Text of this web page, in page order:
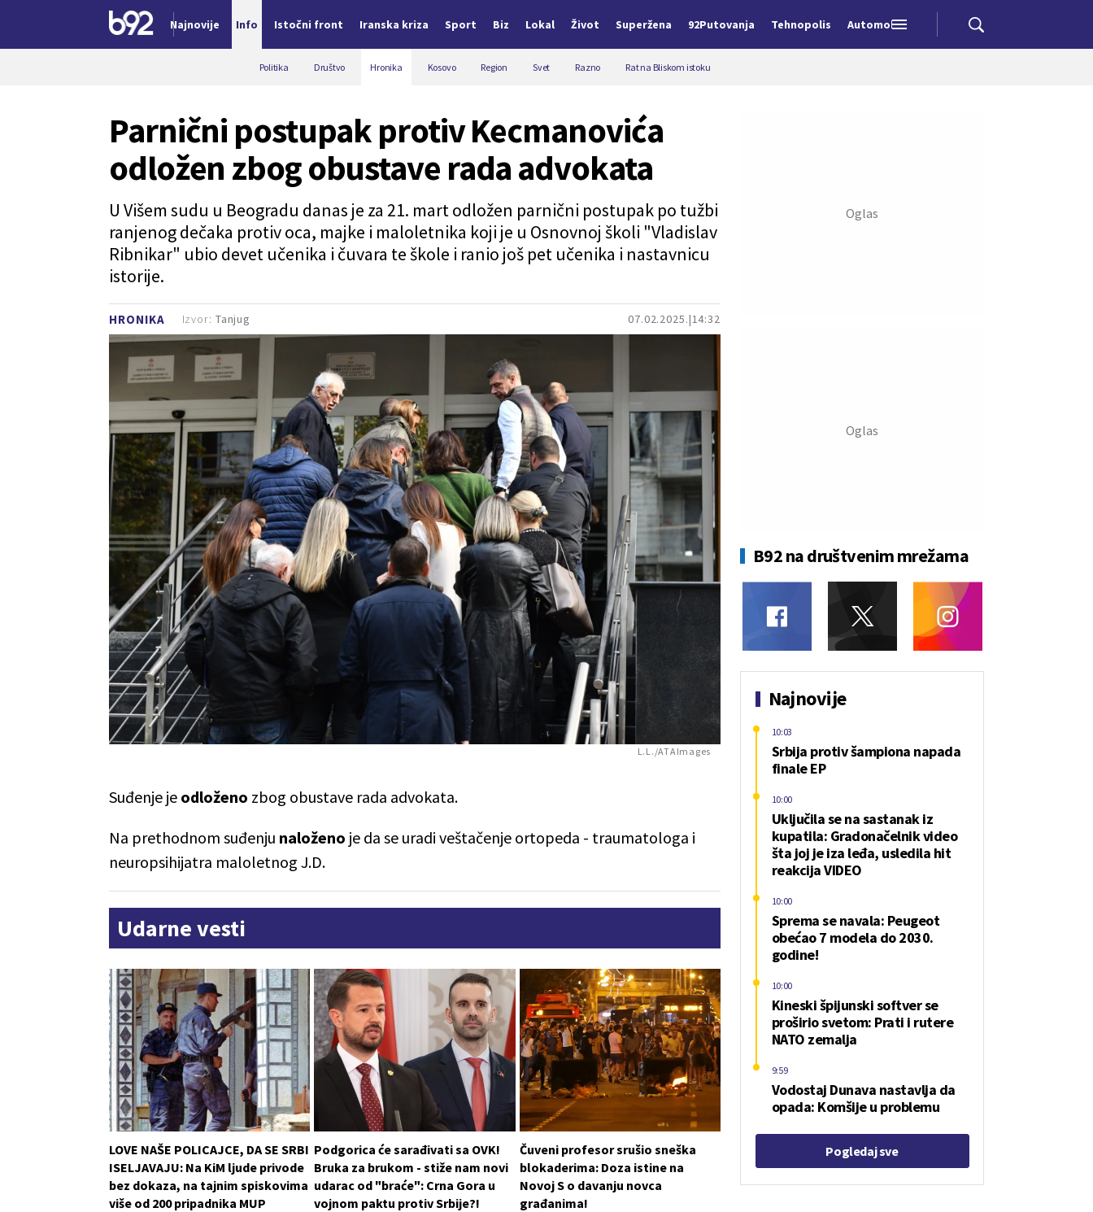
Najnovije Info Istočni front Iranska kriza Sport Biz Lokal Život Superžena 92Putovanja Tehnopolis Automobili
Politika Društvo Hronika Kosovo Region Svet Razno Rat na Bliskom istoku
HRONIKA 07.02.2025. 14:32
Parnični postupak protiv Kecmanovića
odložen zbog obustave rada advokata
U Višem sudu u Beogradu danas je za 21. mart odložen parnični postupak po tužbi
ranjenog dečaka protiv oca, majke i maloletnika koji je u Osnovnoj školi "Vladislav
Ribnikar" ubio devet učenika i čuvara te škole i ranio još pet učenika i nastavnicu
istorije.
Izvor: Tanjug
L.L./ATAImages
Suđenje je odloženo zbog obustave rada advokata.
Na prethodnom suđenju naloženo je da se uradi veštačenje ortopeda - traumatologa i
neuropsihijatra maloletnog J.D.
Udarne vesti
LOVE NAŠE POLICAJCE, DA SE SRBI
ISELJAVAJU: Na KiM ljude privode
bez dokaza, na tajnim spiskovima
više od 200 pripadnika MUP
Podgorica će sarađivati sa OVK!
Bruka za brukom - stiže nam novi
udarac od "braće": Crna Gora u
vojnom paktu protiv Srbije?!
Čuveni profesor srušio sneška
blokaderima: Doza istine na
Novoj S o davanju novca
građanima!
B92 na društvenim mrežama
Najnovije
Srbija protiv šampiona napada
finale EP
10:03
Uključila se na sastanak iz
kupatila: Gradonačelnik video
šta joj je iza leđa, usledila hit
reakcija VIDEO
10:00
Sprema se navala: Peugeot
obećao 7 modela do 2030.
godine!
10:00
Kineski špijunski softver se
proširio svetom: Prati i rutere
NATO zemalja
10:00
Vodostaj Dunava nastavlja da
opada: Komšije u problemu
9:59
Pogledaj sve